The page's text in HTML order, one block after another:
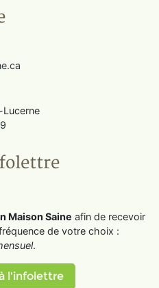
Maison Saine afin de recevoir
de votre choix :
.
l'infolettre